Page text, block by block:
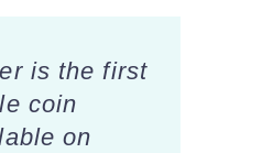
is the first
coin
on